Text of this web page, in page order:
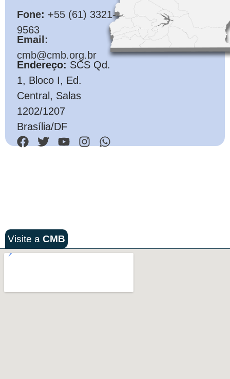
Fone: +55 (61) 3321-
9563
Email:
cmb@cmb.org.br
Endereço: SCS Qd.
1, Bloco I, Ed.
Central, Salas
1202/1207
Brasília/DF
Visite a CMB